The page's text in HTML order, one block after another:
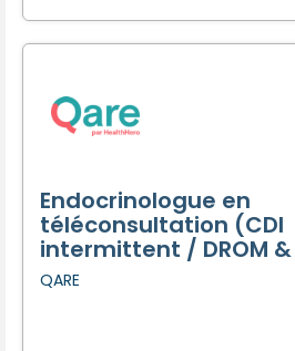
Endocrinologue en
téléconsultation (CDI
intermittent / DROM
QARE